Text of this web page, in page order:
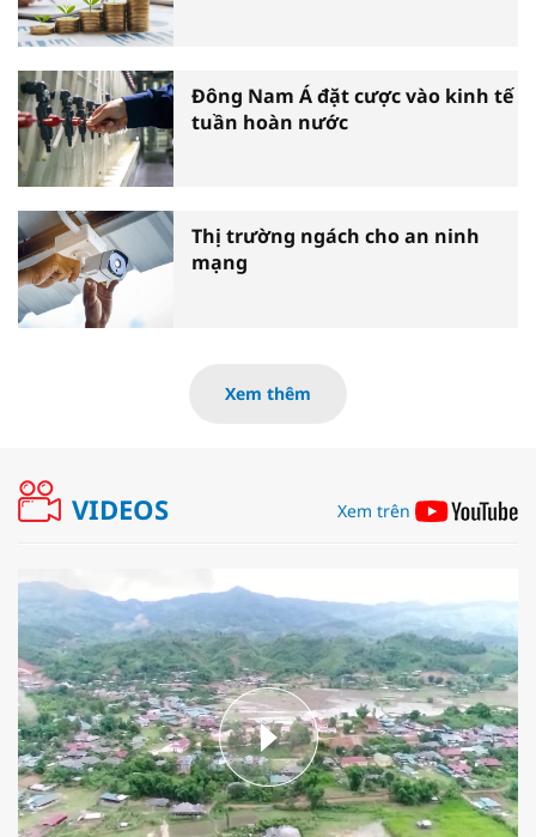
Đông Nam Á đặt cược vào kinh tế
tuần hoàn nước
Thị trường ngách cho an ninh
mạng
Xem thêm
VIDEOS Xem trên